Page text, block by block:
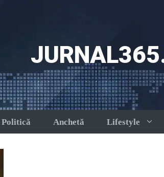
Politică Anchetă Lifestyle